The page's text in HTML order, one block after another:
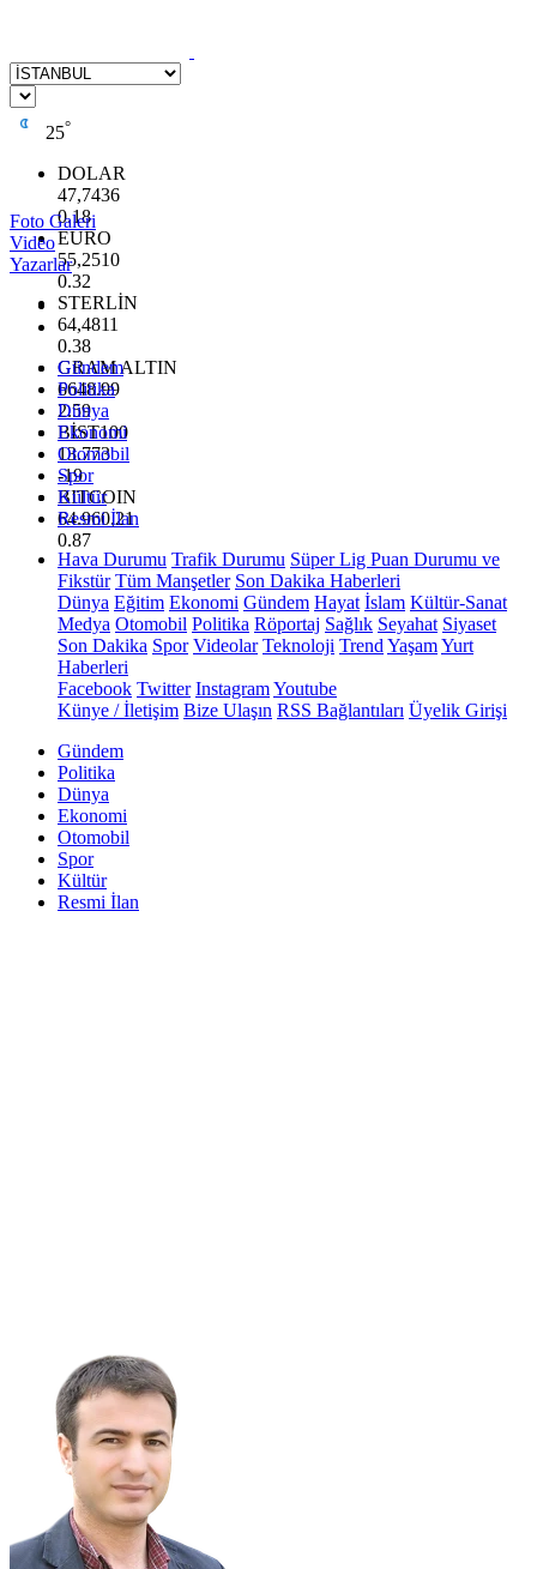
25°
DOLAR
47,7436
0.18
EURO
55,2510
0.32
STERLİN
64,4811
0.38
GRAM ALTIN
6648.99
2.59
BİST100
13.773
-19
BITCOIN
64.960,21
0.87
Foto Galeri
Video
Yazarlar
Gündem
Politika
Dünya
Ekonomi
Otomobil
Spor
Kültür
Resmi İlan
Hava Durumu Trafik Durumu Süper Lig Puan Durumu ve
Fikstür Tüm Manşetler Son Dakika Haberleri
Dünya Eğitim Ekonomi Gündem Hayat İslam Kültür-Sanat
Medya Otomobil Politika Röportaj Sağlık Seyahat Siyaset
Son Dakika Spor Videolar Teknoloji Trend YaşamYurt
Haberleri
Facebook Twitter InstagramYoutube
Künye / İletişim Bize Ulaşın RSS Bağlantıları Üyelik Girişi
Gündem
Politika
Dünya
Ekonomi
Otomobil
Spor
Kültür
Resmi İlan